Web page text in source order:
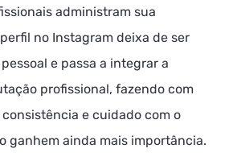
administram sua
no Instagram deixa de ser
e passa a integrar a
profissional, fazendo com
e cuidado com o
ganhem ainda mais importância.